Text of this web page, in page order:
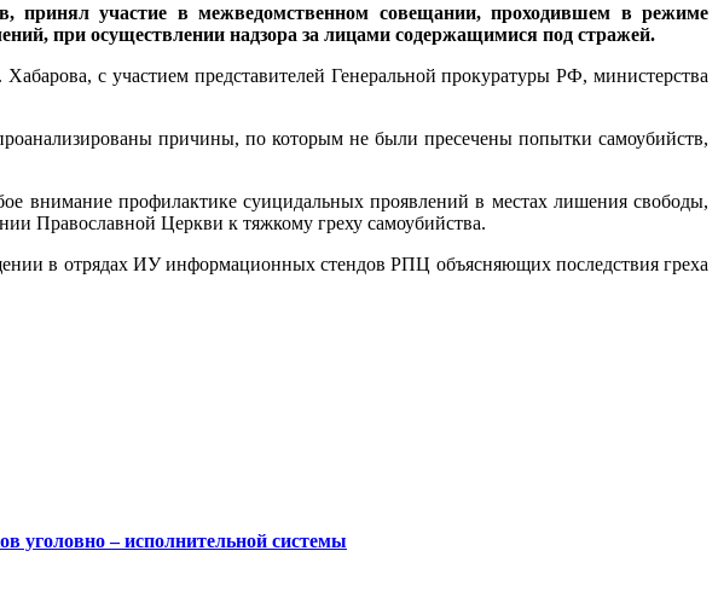
участие в межведомственном совещании, проходившем в режиме
при осуществлении надзора за лицами содержащимися под стражей.
с участием представителей Генеральной прокуратуры РФ, министерства
причины, по которым не были пресечены попытки самоубийств,
внимание профилактике суицидальных проявлений в местах лишения свободы,
Православной Церкви к тяжкому греху самоубийства.
в отрядах ИУ информационных стендов РПЦ объясняющих последствия греха
уголовно – исполнительной системы